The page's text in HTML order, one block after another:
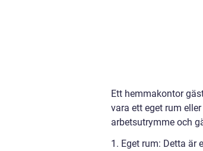
Ett hemmakontor
vara ett eget rum
arbetsutrymme och
1. Eget rum: Detta är